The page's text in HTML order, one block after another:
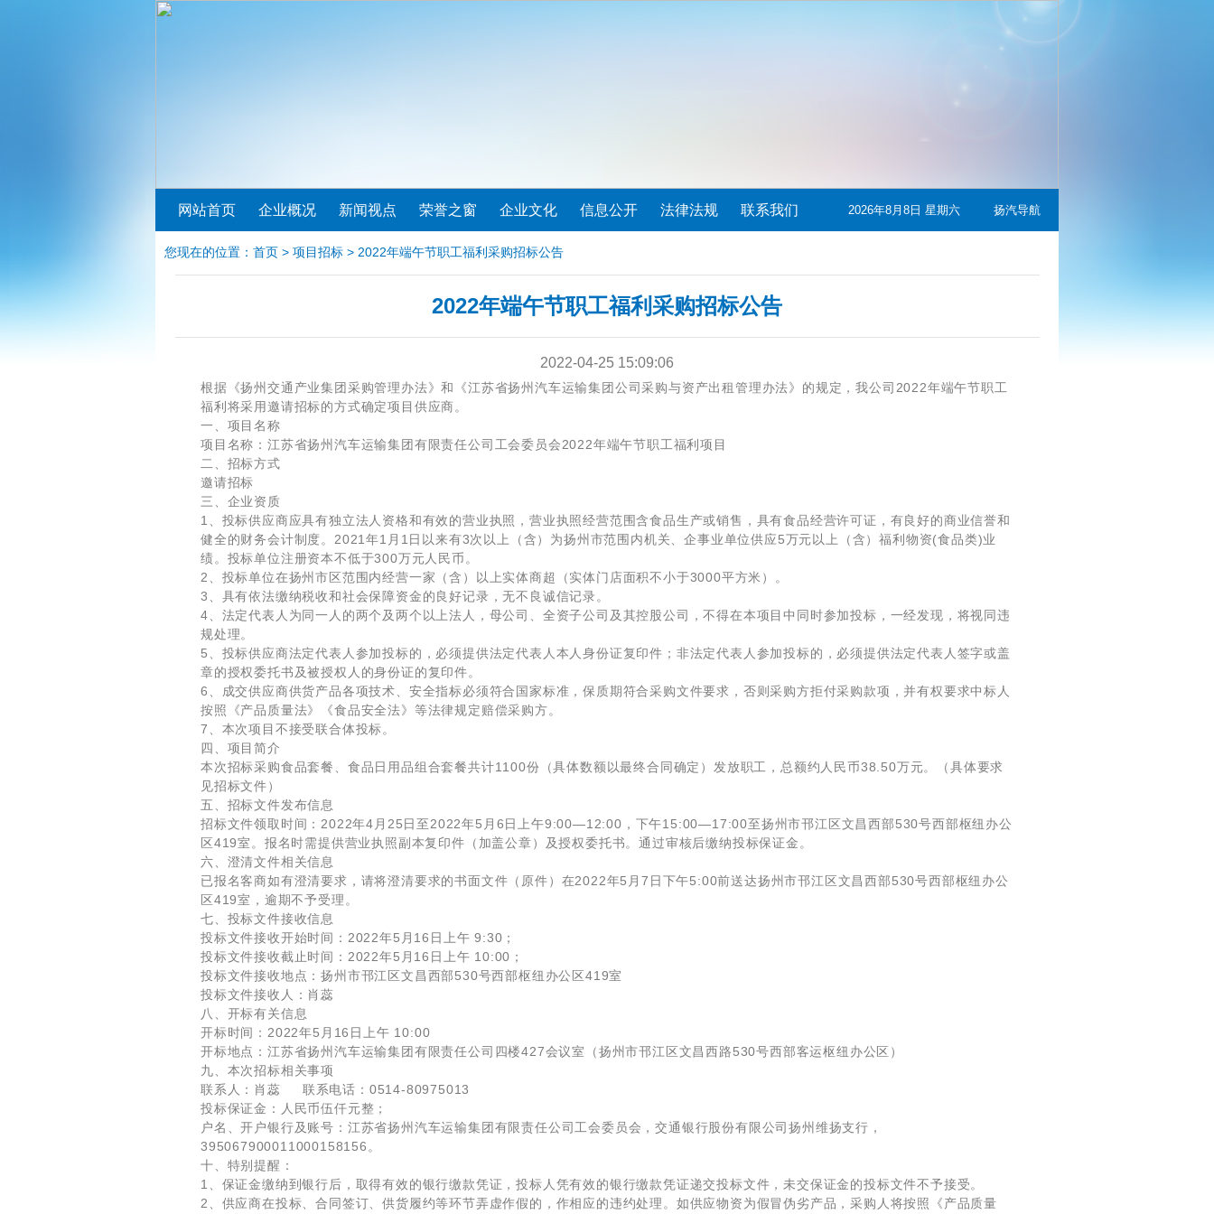
网站首页 企业概况 新闻视点 荣誉之窗 企业文化 信息公开 法律法规 联系我们 2026年8月8日 星期六 扬汽导航
您现在的位置： 首页 > 项目招标 > 2022年端午节职工福利采购招标公告
2022年端午节职工福利采购招标公告
2022-04-25 15:09:06
根据《扬州交通产业集团采购管理办法》和《江苏省扬州汽车运输集团公司采购与资产出租管理办法》的规定，我公司2022年端午节职工
福利将采用邀请招标的方式确定项目供应商。
一、项目名称
项目名称：江苏省扬州汽车运输集团有限责任公司工会委员会2022年端午节职工福利项目
二、招标方式
邀请招标
三、企业资质
1、投标供应商应具有独立法人资格和有效的营业执照，营业执照经营范围含食品生产或销售，具有食品经营许可证，有良好的商业信誉和
健全的财务会计制度。2021年1月1日以来有3次以上（含）为扬州市范围内机关、企事业单位供应5万元以上（含）福利物资(食品类)业
绩。投标单位注册资本不低于300万元人民币。
2、投标单位在扬州市区范围内经营一家（含）以上实体商超（实体门店面积不小于3000平方米）。
3、具有依法缴纳税收和社会保障资金的良好记录，无不良诚信记录。
4、法定代表人为同一人的两个及两个以上法人，母公司、全资子公司及其控股公司，不得在本项目中同时参加投标，一经发现，将视同违
规处理。
5、投标供应商法定代表人参加投标的，必须提供法定代表人本人身份证复印件；非法定代表人参加投标的，必须提供法定代表人签字或盖
章的授权委托书及被授权人的身份证的复印件。
6、成交供应商供货产品各项技术、安全指标必须符合国家标准，保质期符合采购文件要求，否则采购方拒付采购款项，并有权要求中标人
按照《产品质量法》《食品安全法》等法律规定赔偿采购方。
7、本次项目不接受联合体投标。
四、项目简介
本次招标采购食品套餐、食品日用品组合套餐共计1100份（具体数额以最终合同确定）发放职工，总额约人民币38.50万元。（具体要求
见招标文件）
五、招标文件发布信息
招标文件领取时间：2022年4月25日至2022年5月6日上午9:00—12:00，下午15:00—17:00至扬州市邗江区文昌西部530号西部枢纽办公
区419室。报名时需提供营业执照副本复印件（加盖公章）及授权委托书。通过审核后缴纳投标保证金。
六、澄清文件相关信息
已报名客商如有澄清要求，请将澄清要求的书面文件（原件）在2022年5月7日下午5:00前送达扬州市邗江区文昌西部530号西部枢纽办公
区419室，逾期不予受理。
七、投标文件接收信息
投标文件接收开始时间：2022年5月16日上午 9:30；
投标文件接收截止时间：2022年5月16日上午 10:00；
投标文件接收地点：扬州市邗江区文昌西部530号西部枢纽办公区419室
投标文件接收人：肖蕊
八、开标有关信息
开标时间：2022年5月16日上午 10:00
开标地点：江苏省扬州汽车运输集团有限责任公司四楼427会议室（扬州市邗江区文昌西路530号西部客运枢纽办公区）
九、本次招标相关事项
联系人：肖蕊 联系电话：0514-80975013
投标保证金：人民币伍仟元整；
户名、开户银行及账号：江苏省扬州汽车运输集团有限责任公司工会委员会，交通银行股份有限公司扬州维扬支行，
395067900011000158156。
十、特别提醒：
1、保证金缴纳到银行后，取得有效的银行缴款凭证，投标人凭有效的银行缴款凭证递交投标文件，未交保证金的投标文件不予接受。
2、供应商在投标、合同签订、供货履约等环节弄虚作假的，作相应的违约处理。如供应物资为假冒伪劣产品，采购人将按照《产品质量